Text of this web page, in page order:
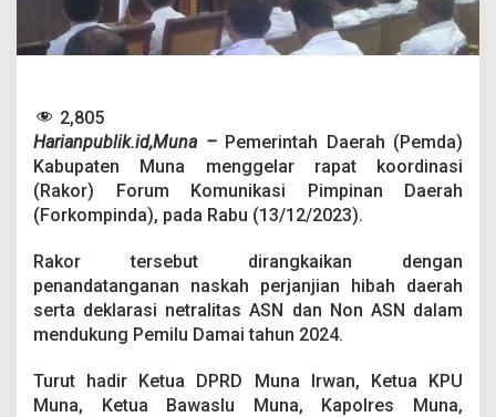
P
l
t
t
i
M
n
I
n
g
a
a
2,805
Harianpublik.id,Muna – Pemerintah Daerah (Pemda)
Kabupaten Muna menggelar rapat koordinasi
(Rakor) Forum Komunikasi Pimpinan Daerah
(Forkompinda), pada Rabu (13/12/2023).
Rakor tersebut dirangkaikan dengan
penandatanganan naskah perjanjian hibah daerah
serta deklarasi netralitas ASN dan Non ASN dalam
mendukung Pemilu Damai tahun 2024.
Turut hadir Ketua DPRD Muna Irwan, Ketua KPU
Muna, Ketua Bawaslu Muna, Kapolres Muna,